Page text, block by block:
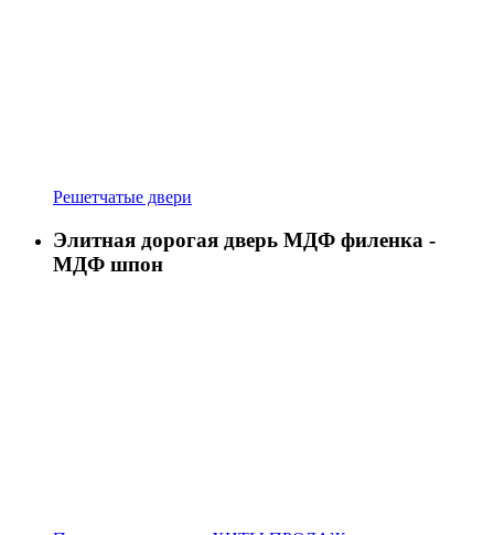
Решетчатые двери
Элитная дорогая дверь МДФ филенка -
МДФ шпон